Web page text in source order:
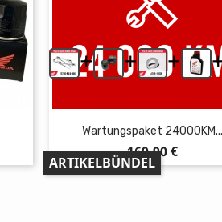
+ + +
Wartungspaket 24000KM...
Preis
169,90 €
ARTIKELBÜNDEL